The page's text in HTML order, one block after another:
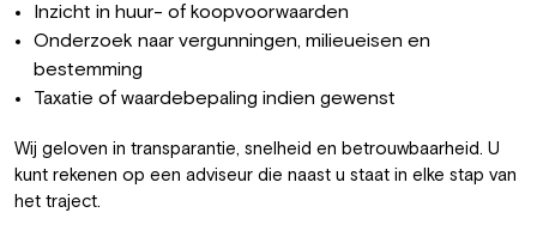
Inzicht in huur- of koopvoorwaarden
Onderzoek naar vergunningen, milieueisen en
bestemming
Taxatie of waardebepaling indien gewenst
Wij geloven in transparantie, snelheid en betrouwbaarheid. U
kunt rekenen op een adviseur die naast u staat in elke stap van
het traject.